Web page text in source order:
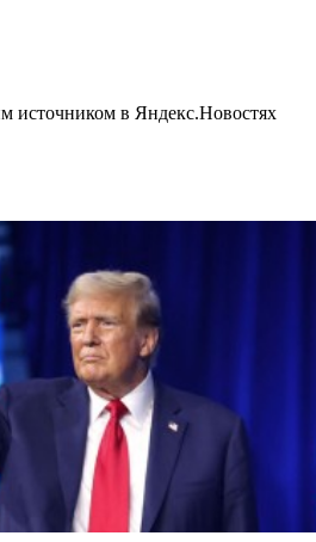
источником в Яндекс.Новостях